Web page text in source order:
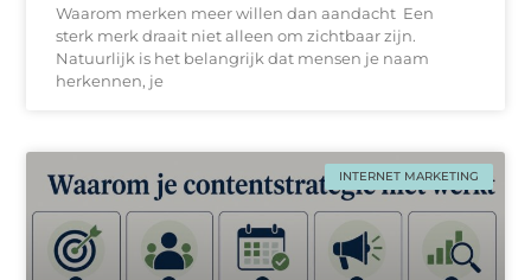
Waarom merken meer willen dan aandacht Een
sterk merk draait niet alleen om zichtbaar zijn.
Natuurlijk is het belangrijk dat mensen je naam
herkennen, je
INTERNET MARKETING